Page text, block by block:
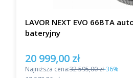
LAVOR NEXT EVO 66BTA
bateryjny
Cena promocyjna
20 999,00 zł
Najniższa cena:32 595,00 zł-36%